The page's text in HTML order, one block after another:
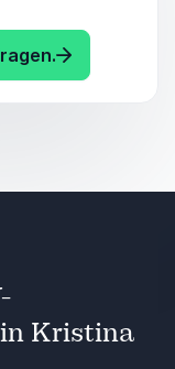
Erfahrung
sorgt die
und
: Kristina zur
Kristina